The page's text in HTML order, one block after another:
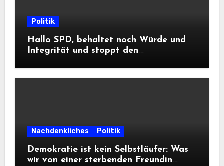
Politik
Hallo SPD, behaltet noch Würde und
Integrität und stoppt den
Informationsfreiheit!
Nachdenkliches Politik
Demokratie ist kein Selbstläufer: Was
wir von einer sterbenden Freundin